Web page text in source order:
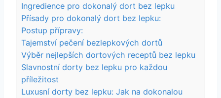
Ingredience pro dokonalý dort bez lepku
Přísady pro dokonalý dort bez lepku:
Postup přípravy:
Tajemství pečení bezlepkových dortů
Výběr nejlepších dortových receptů bez lepku
Slavnostní dorty bez lepku pro každou
příležitost
Luxusní dorty bez lepku: Jak na dokonalou